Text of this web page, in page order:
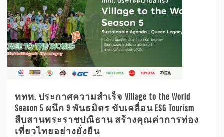
ททท. ประกาศความสำเร็จ Village to the World
Season 5 ผนึก 9 พันธมิตร ขับเคลื่อน ESG Tourism
สืบสานพระราชปณิธาน สร้างคุณค่าการท่อง
เที่ยวไทยอย่างยั่งยืน